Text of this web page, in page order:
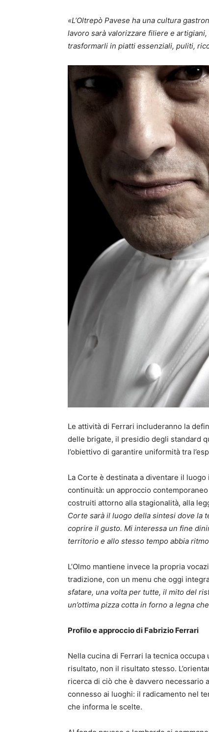
«L’Oltrepò Pavese ha una cultura
lavoro sarà valorizzare filiere e
trasformarli in piatti essenziali, puliti,
Le attività di Ferrari includeranno la
delle brigate, il presidio degli standard
l’obiettivo di garantire uniformità tra
La Corte è destinata a diventare il
continuità: un approccio
costruiti attorno alla stagionalità, alla
Corte sarà il luogo della sintesi dove la
coprire il gusto. Mi interessa un fine
territorio e allo stesso tempo abbia
L’Olmo mantiene invece la propria
tradizione, con un menu che oggi
sfatare, una volta per tutte, il mito del
un’ottima pizza cotta in forno a legna
Profilo e approccio di Fabrizio Ferrari
Nella cucina di Ferrari la tecnica
risultato, non il risultato stesso.
ricerca di ciò che è davvero necessario
connesso ai luoghi: il radicamento nel
che informa le scelte.